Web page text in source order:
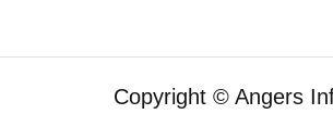
Copyright © Angers